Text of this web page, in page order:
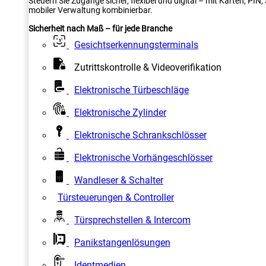
mobiler Verwaltung kombinierbar.
Sicherheit nach Maß – für jede Branche
Gesichtserkennungsterminals
Zutrittskontrolle & Videoverifikation
Elektronische Türbeschläge
Elektronische Zylinder
Elektronische Schrankschlösser
Elektronische Vorhängeschlösser
Wandleser & Schalter
Türsteuerungen & Controller
Türsprechstellen & Intercom
Panikstangenlösungen